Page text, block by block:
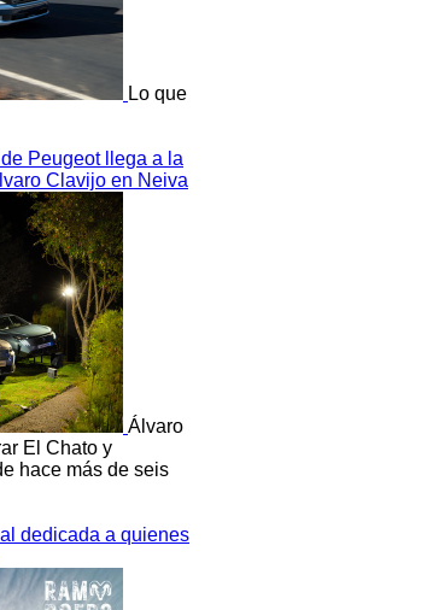
Lo que
Peugeot llega a la
Clavijo en Neiva
Álvaro
El Chato y
hace más de seis
dedicada a quienes